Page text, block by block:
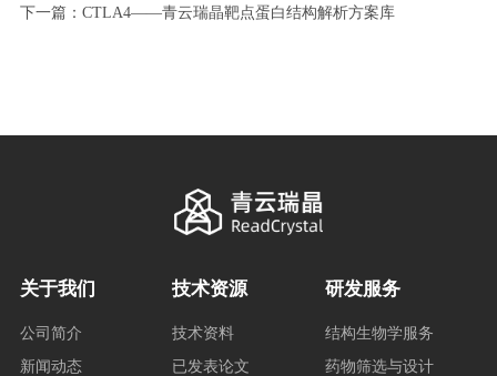
下一篇：CTLA4——青云瑞晶靶点蛋白结构解析方案库
研发服务
结构生物学服务
药物筛选与设计
技术资源
技术资料
已发表论文
关于我们
公司简介
新闻动态